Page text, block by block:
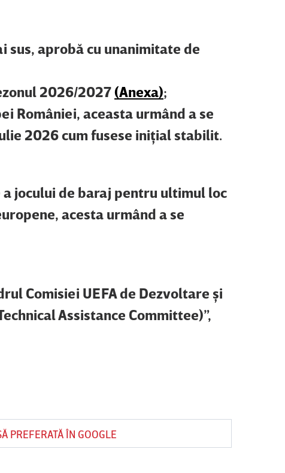
sus, aprobă cu unanimitate de
2026/2027(Anexa);
României, aceasta urmând a se
2026 cum fusese iniţial stabilit.
jocului de baraj pentru ultimul loc
acesta urmând a se
Comisiei UEFA de Dezvoltare şi
Assistance Committee)”,
PREFERATĂ ÎN GOOGLE